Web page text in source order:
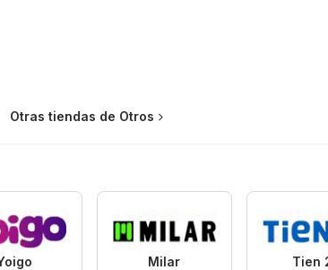
Otras tiendas de Otros
Milar Tien